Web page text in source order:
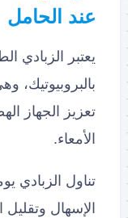
عند الحامل
يعتبر الزبادي
بالبروبيوتيك،
تعزيز الجهاز
الأمعاء.
تناول الزبادي
الإسهال وتقليل